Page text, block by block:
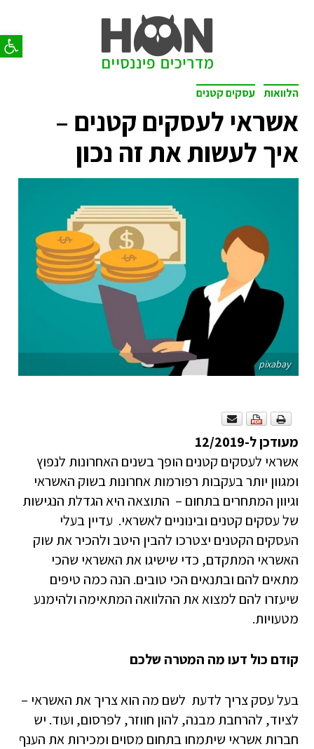
פתח
הלוואות עסקים קטנים
אשראי לעסקים קטנים –
איך לעשות את זה נכון
pixabay
מעודכן ל-12/2019
אשראי לעסקים קטנים הופך בשנים האחרונות לנפוץ
ומגוון יותר בעקבות רפורמות אחרונות בשוק האשראי
וגיוון המתחרים בתחום – התוצאה היא הגדלת הנגישות
של עסקים קטנים ובינוניים לאשראי. עדיין בעלי
העסקים הקטנים יצטרכו להבין היטב ולהכיר את שוק
האשראי המתקדם, כדי שישיגו את האשראי שהכי
מתאים להם ובתנאים הכי טובים. הנה כמה טיפים
שיעזרו להם למצוא את ההלוואה המתאימה ולהימנע
מטעויות.
קודם כול דעו מה המטרה שלכם
בעל עסק צריך לדעת לשם מה הוא צריך את האשראי –
לציוד, להרחבת מבנה, להון חווזר, לפרסום, ועוד. יש
חברות אשראי שיתמחו בתחום מסוים ומכירות את הענף